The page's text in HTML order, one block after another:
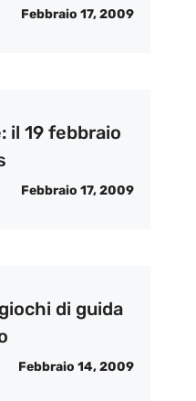
Febbraio 17, 2009
il 19 febbraio
Febbraio 17, 2009
di guida
Febbraio 14, 2009